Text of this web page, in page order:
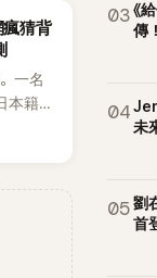
》再
也首
偶像
瘋猜背
一名
本籍女
最終
03《
傳
04
未
05劉
首